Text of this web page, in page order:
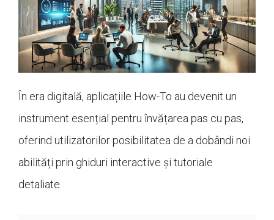
În era digitală, aplicațiile How-To au devenit un
instrument esențial pentru învățarea pas cu pas,
oferind utilizatorilor posibilitatea de a dobândi noi
abilități prin ghiduri interactive și tutoriale
detaliate.